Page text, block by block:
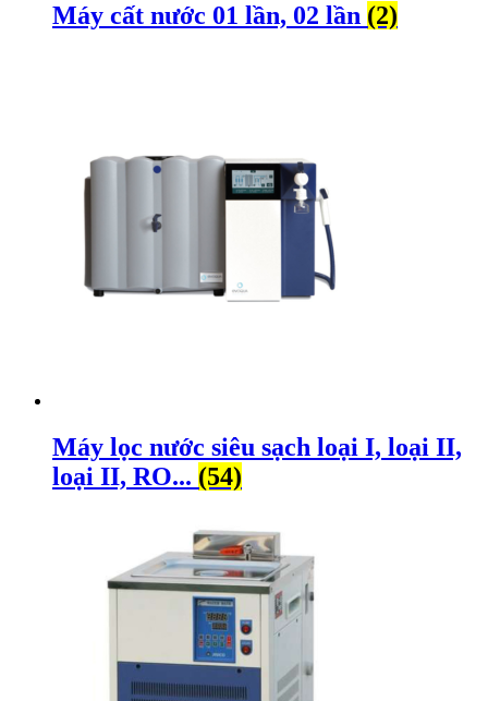
Máy cất nước 01 lần, 02 lần (2)
Máy lọc nước siêu sạch loại I, loại II,
loại II, RO... (54)